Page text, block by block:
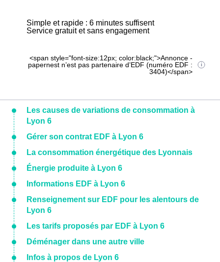
Simple et rapide : 6 minutes suffisent
Service gratuit et sans engagement
<span style="font-size:12px; color:black;">Annonce -
papernest n’est pas partenaire d’EDF (numéro EDF :
3404)</span>
Les causes de variations de consommation à
Lyon 6
Gérer son contrat EDF à Lyon 6
La consommation énergétique des Lyonnais
Énergie produite à Lyon 6
Informations EDF à Lyon 6
Renseignement sur EDF pour les alentours de
Lyon 6
Les tarifs proposés par EDF à Lyon 6
Déménager dans une autre ville
Infos à propos de Lyon 6